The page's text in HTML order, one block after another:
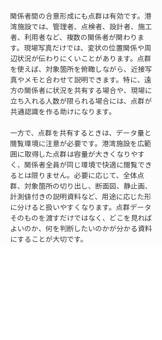
関係者間の合意形成にも点群は有効です。港
湾施設では、管理者、点検者、設計者、施工
者、利用者など、複数の関係者が関わりま
す。現場写真だけでは、変状の位置関係や周
辺状況が伝わりにくいことがあります。点群
を使えば、対象箇所を俯瞰しながら、近接写
真やメモと合わせて説明できます。特に、遠
方の関係者に状況を共有する場合や、現場に
立ち入れる人数が限られる場合には、点群が
共通認識を作る助けになります。
一方で、点群を共有するときは、データ量と
閲覧環境に注意が必要です。港湾施設を広範
囲に取得した点群は容量が大きくなりやす
く、関係者全員が同じ環境で快適に閲覧でき
るとは限りません。必要に応じて、全体点
群、対象箇所の切り出し、断面図、静止画、
計測値付きの説明資料など、用途に応じた形
に分けると扱いやすくなります。点群データ
そのものを渡すだけではなく、どこを見れば
よいのか、何を判断したいのかが分かる資料
にすることが大切です。